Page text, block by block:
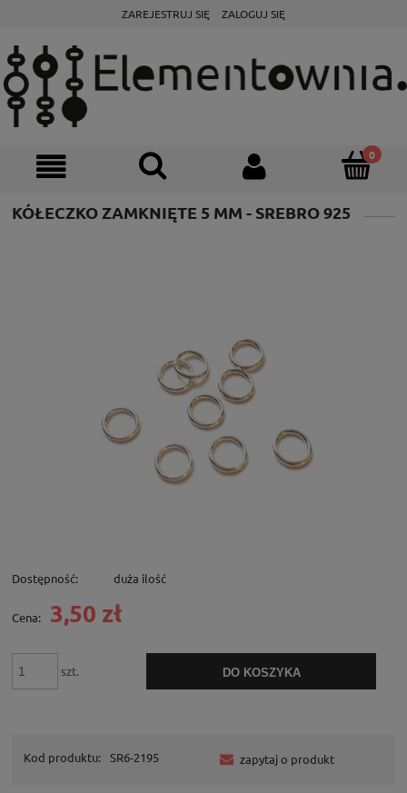
ZAREJESTRUJ SIĘ ZALOGUJ SIĘ
KÓŁECZKO ZAMKNIĘTE 5 MM - SREBRO 925
Dostępność: duża ilość
Cena: 3,50 zł
szt. DO KOSZYKA
Kod produktu: SR6-2195 zapytaj o produkt